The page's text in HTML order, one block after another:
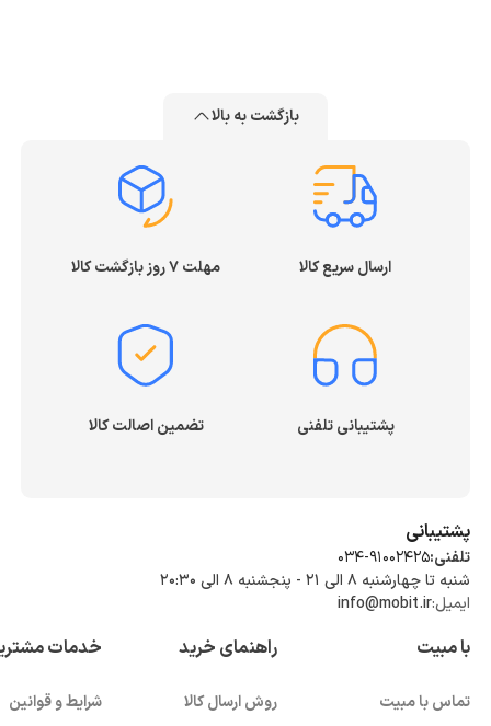
بازگشت به بالا
ارسال سریع کالا مهلت ۷ روز بازگشت کالا
پشتیبانی تلفنی تضمین اصالت کالا
پشتیبانی
تلفنی:034-91002425
شنبه تا چهارشنبه ۸ الی ۲۱ - پنجشنبه 8 الی ۲۰:۳۰
ایمیل:info@mobit.ir
با مبیت
تماس با مبیت
راهنمای خرید
روش ارسال کالا
خدمات
شرایط و قوانین